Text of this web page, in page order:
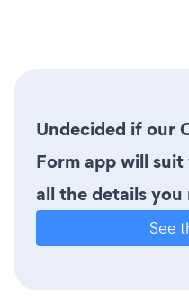
Undecided if our
Form app will
all the details you
See